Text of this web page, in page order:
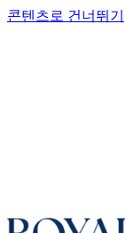
콘텐츠로 건너뛰기